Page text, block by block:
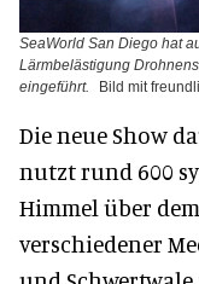
SeaWorld San Diego hat
Lärmbelästigung
eingeführt.
Bild mit
Die neue Show
nutzt rund 600
Himmel über
verschiedener